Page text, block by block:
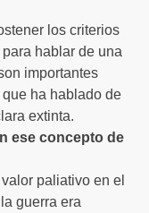
los criterios
hablar de una
importantes
ha hablado de
extinta.
ese concepto de
paliativo en el
guerra era